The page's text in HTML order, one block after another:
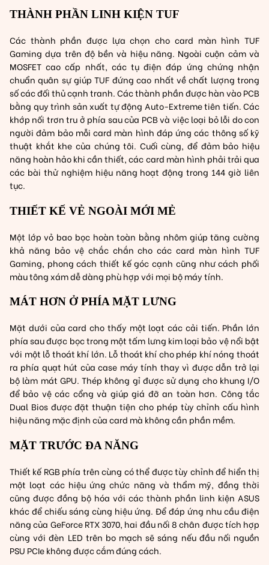
THÀNH PHẦN LINH KIỆN TUF
Các thành phần được lựa chọn cho card màn hình TUF
Gaming dựa trên độ bền và hiệu năng. Ngoài cuộn cảm và
MOSFET cao cấp nhất, các tụ điện đáp ứng chứng nhận
chuẩn quân sự giúp TUF đứng cao nhất về chất lượng trong
số các đối thủ cạnh tranh. Các thành phần được hàn vào PCB
bằng quy trình sản xuất tự động Auto-Extreme tiên tiến. Các
khớp nối trơn tru ở phía sau của PCB và việc loại bỏ lỗi do con
người đảm bảo mỗi card màn hình đáp ứng các thông số kỹ
thuật khắt khe của chúng tôi. Cuối cùng, để đảm bảo hiệu
năng hoàn hảo khi cần thiết, các card màn hình phải trải qua
các bài thử nghiệm hiệu năng hoạt động trong 144 giờ liên
tục.
THIẾT KẾ VẺ NGOÀI MỚI MẺ
Một lớp vỏ bao bọc hoàn toàn bằng nhôm giúp tăng cường
khả năng bảo vệ chắc chắn cho các card màn hình TUF
Gaming, phong cách thiết kế góc cạnh cũng như cách phối
màu tông xám dễ dàng phù hợp với mọi bộ máy tính.
MÁT HƠN Ở PHÍA MẶT LƯNG
Mặt dưới của card cho thấy một loạt các cải tiến. Phần lớn
phía sau được bọc trong một tấm lưng kim loại bảo vệ nổi bật
với một lỗ thoát khí lớn. Lỗ thoát khí cho phép khí nóng thoát
ra phía quạt hút của case máy tính thay vì được dẫn trở lại
bộ làm mát GPU. Thép không gỉ được sử dụng cho khung I/O
để bảo vệ các cổng và giúp giá đỡ an toàn hơn. Công tắc
Dual Bios được đặt thuận tiện cho phép tùy chỉnh cấu hình
hiệu năng mặc định của card mà không cần phần mềm.
MẶT TRƯỚC ĐA NĂNG
Thiết kế RGB phía trên cùng có thể được tùy chỉnh để hiển thị
một loạt các hiệu ứng chức năng và thẩm mỹ, đồng thời
cũng được đồng bộ hóa với các thành phần linh kiện ASUS
khác để chiếu sáng cùng hiệu ứng. Để đáp ứng nhu cầu điện
năng của GeForce RTX 3070, hai đầu nối 8 chân được tích hợp
cùng với đèn LED trên bo mạch sẽ sáng nếu đầu nối nguồn
PSU PCIe không được cắm đúng cách.